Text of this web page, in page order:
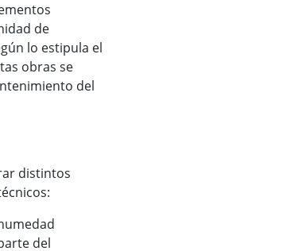
de
lo estipula el
obras se
del
distintos
del